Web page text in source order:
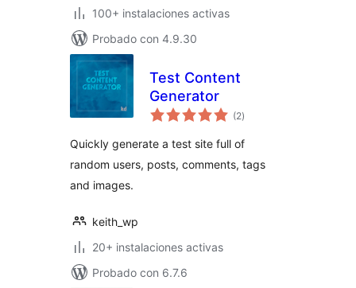
100+ instalaciones activas
Probado con 4.9.30
Test Content
Generator
(2valoraciones
en
)
Quickly generate a test site full of
random users, posts, comments, tags
and images.
keith_wp
20+ instalaciones activas
Probado con 6.7.6